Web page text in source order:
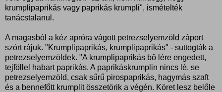
krumplipaprikás vagy paprikás krumpli", ismételték
tanácstalanul.
A magasból a kéz apróra vágott petrezselyemzöld záport
szórt rájuk. "Krumplipaprikás, krumplipaprikás" - suttogták a
petrezselyemzöldek. "A krumplipaprikás bő lére engedett,
tejföllel habart paprikás. A paprikáskrumplin nincs lé, se
petrezselyemzöld, csak sűrű pirospaprikás, hagymás szaft
és a bennefőtt krumplit összetörik a végén. Köret lesz belőle